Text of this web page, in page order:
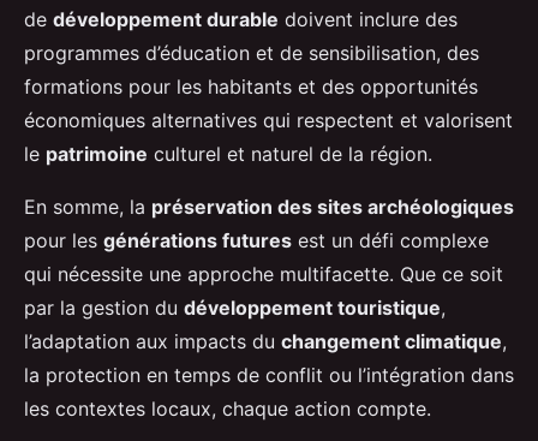
de développement durable doivent inclure des
programmes d’éducation et de sensibilisation, des
formations pour les habitants et des opportunités
économiques alternatives qui respectent et valorisent
le patrimoine culturel et naturel de la région.
En somme, la préservation des sites archéologiques
pour les générations futures est un défi complexe
qui nécessite une approche multifacette. Que ce soit
par la gestion du développement touristique,
l’adaptation aux impacts du changement climatique,
la protection en temps de conflit ou l’intégration dans
les contextes locaux, chaque action compte.